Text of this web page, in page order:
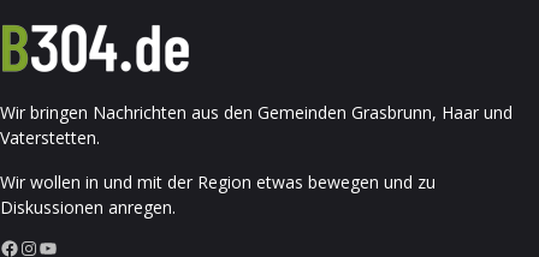
Wir bringen Nachrichten aus den Gemeinden Grasbrunn, Haar und
Vaterstetten.
Wir wollen in und mit der Region etwas bewegen und zu
Diskussionen anregen.
Facebook InstagramYouTube